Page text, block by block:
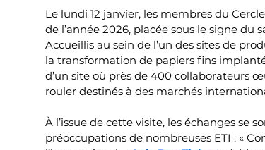
Le lundi 12 janvier, les membres du
de l’année 2026, placée sous le signe
Accueillis au sein de l’un des sites de
la transformation de papiers fins
d’un site où près de 400 collaborateurs
rouler destinés à des marchés
À l’issue de cette visite, les échanges se
préoccupations de nombreuses ETI : «